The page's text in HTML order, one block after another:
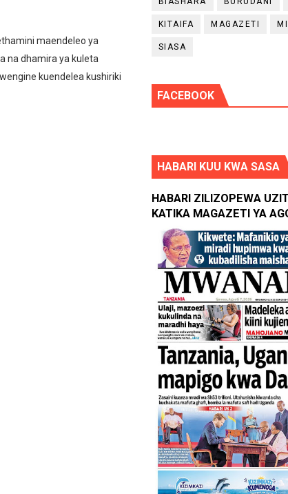
maendeleo ya
na dhamira ya kuleta
kuendelea kushiriki
KITAIFA MAGAZETI
SIASA
FACEBOOK
HABARI KUU KWA SASA
HABARI ZILIZOPEWA
KATIKA MAGAZETI YA